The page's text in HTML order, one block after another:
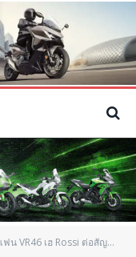
น VR46 เฮ Rossi ต่อสัญญา Yamaha จนถึงปี 2018